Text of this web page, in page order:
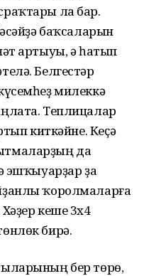
ла бар.
баҡсаларын
артыуы, ә һатып
Белгестәр
милеккә
Теплицалар
киткәйне. Кеҫә
да
эшҡыуарҙар ҙа
ҡоролмаларға
кеше 3х4
бирә.
бер төрө,